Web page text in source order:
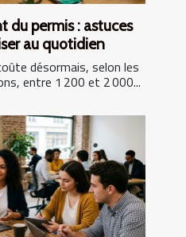
du permis : astuces
au quotidien
désormais, selon les
entre 1 200 et 2 000...